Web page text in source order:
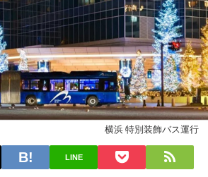
横浜 特別装飾バス運行
LINE